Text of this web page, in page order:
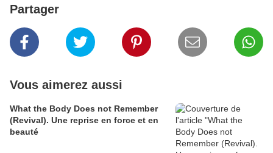
Partager
Vous aimerez aussi
What the Body Does not Remember
(Revival). Une reprise en force et en
beauté